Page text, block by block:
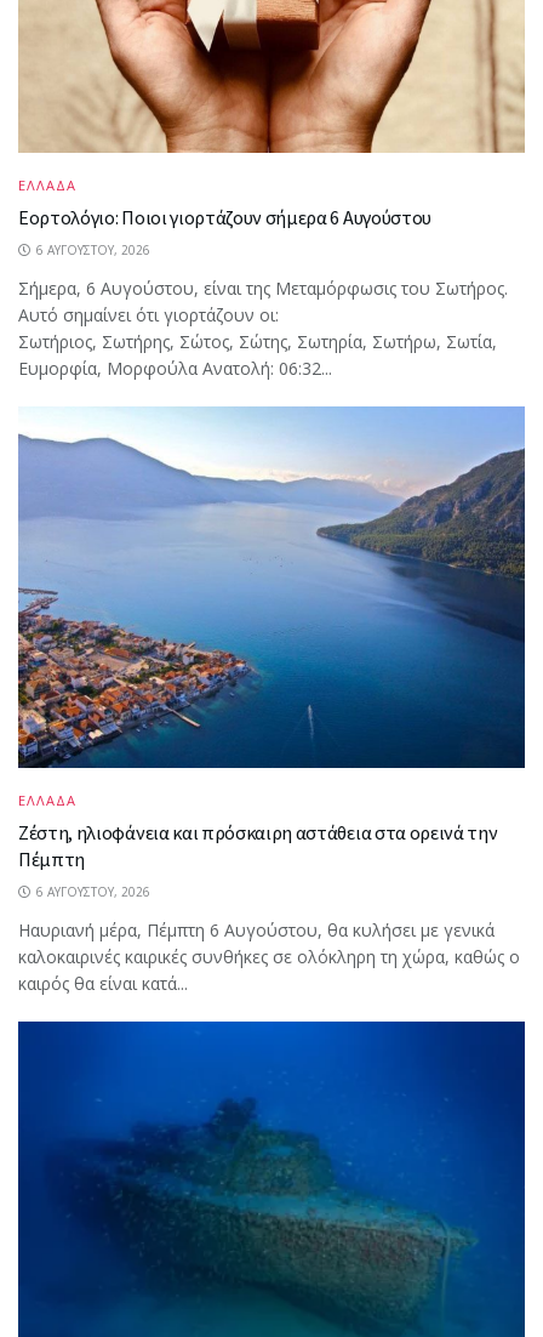
ΕΛΛΑΔΑ
Εορτολόγιο: Ποιοι γιορτάζουν σήμερα 6 Αυγούστου
6 ΑΥΓΟΎΣΤΟΥ, 2026
Σήμερα, 6 Αυγούστου, είναι της Μεταμόρφωσις του Σωτήρος.
Αυτό σημαίνει ότι γιορτάζουν οι:
Σωτήριος, Σωτήρης, Σώτος, Σώτης, Σωτηρία, Σωτήρω, Σωτία,
Ευμορφία, Μορφούλα Ανατολή: 06:32...
ΕΛΛΑΔΑ
Ζέστη, ηλιοφάνεια και πρόσκαιρη αστάθεια στα ορεινά την
Πέμπτη
6 ΑΥΓΟΎΣΤΟΥ, 2026
Ηαυριανή μέρα, Πέμπτη 6 Αυγούστου, θα κυλήσει με γενικά
καλοκαιρινές καιρικές συνθήκες σε ολόκληρη τη χώρα, καθώς ο
καιρός θα είναι κατά...